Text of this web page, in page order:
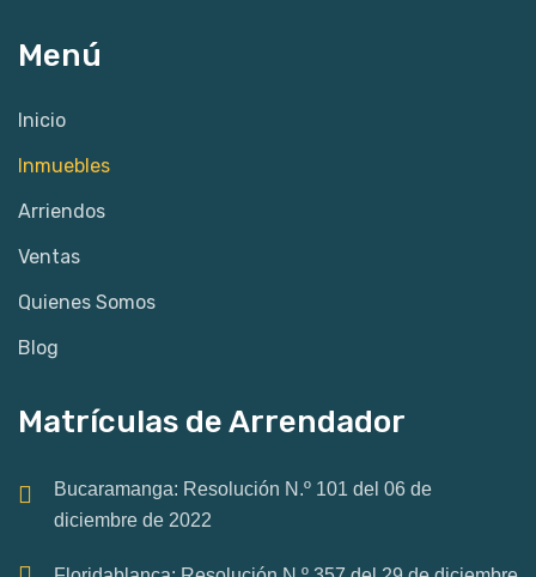
Menú
Inicio
Inmuebles
Arriendos
Ventas
Quienes Somos
Blog
Matrículas de Arrendador
Bucaramanga: Resolución N.º 101 del 06 de
diciembre de 2022